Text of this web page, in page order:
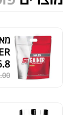
מציג 7–12 מתוך 524 תוצאות
סידור ברירת מחדל